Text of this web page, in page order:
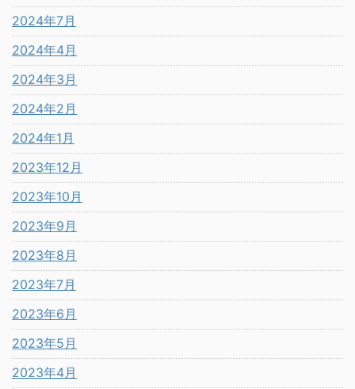
2024年7月
2024年4月
2024年3月
2024年2月
2024年1月
2023年12月
2023年10月
2023年9月
2023年8月
2023年7月
2023年6月
2023年5月
2023年4月